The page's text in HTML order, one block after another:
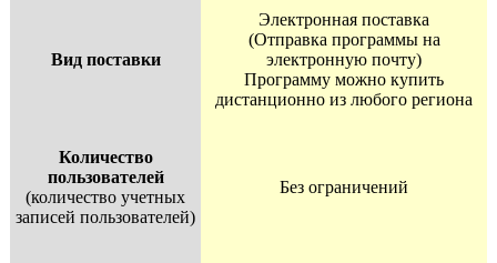
Вид поставки
Электронная поставка
(Отправка программы на
электронную почту)
Программу можно купить
дистанционно из любого региона
Количество
пользователей
(количество учетных
записей пользователей)
Без ограничений